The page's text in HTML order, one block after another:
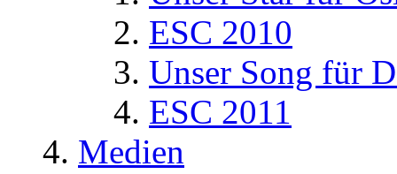
ESC 2010
Unser Song für
ESC 2011
Medien